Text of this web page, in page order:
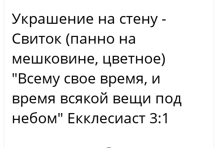
Украшение на стену -
Свиток (панно на
мешковине, цветное)
"Всему свое время, и
время всякой вещи под
небом" Екклесиаст 3:1